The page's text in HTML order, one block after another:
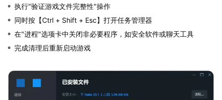
执行"验证游戏文件完整性"操作
同时按【Ctrl + Shift + Esc】打开任务管理器
在"进程"选项卡中关闭非必要程序，如安全软件或聊天工具
完成清理后重新启动游戏